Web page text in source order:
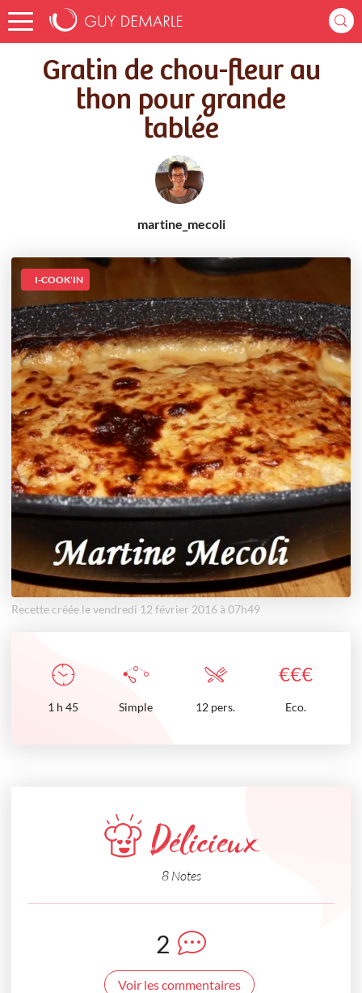
Accueil
Recettes
Gratin de chou-fleur au thon pour grande tablée
Gratin de chou-fleur au
thon pour grande
tablée
martine_mecoli
I-COOK'IN
Recette créée le vendredi 12 février 2016 à 07h49
€€€
1 h 45 Simple 12 pers. Eco.
Délicieux
8 Notes
2
Voir les commentaires